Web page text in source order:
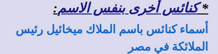
*كنائس أخرى بنفس الاسم:
أسماء كنائس باسم الملاك ميخائيل رئيس
الملائكة في مصر